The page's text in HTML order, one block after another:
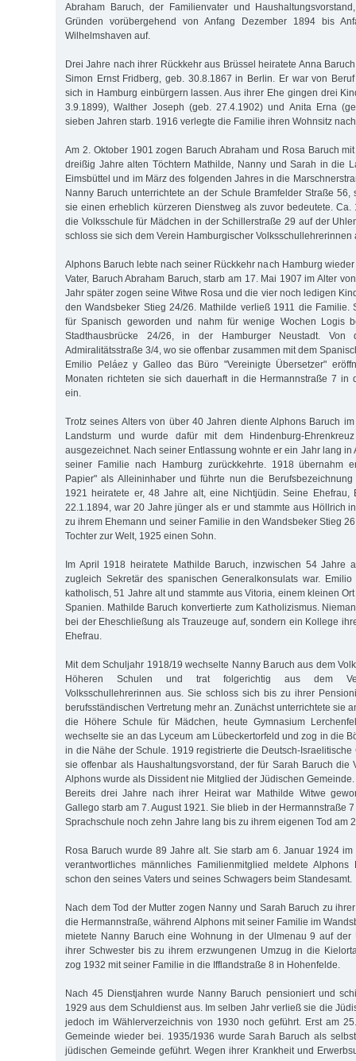
Abraham Baruch, der Familienvater und
Gründen vorübergehend von Anfang Dezember 1894 bis
Wilhelmshaven auf.
Drei Jahre nach ihrer Rückkehr aus Brüssel heiratete Anna
Simon Ernst Fridberg, geb. 30.8.1867 in Berlin. Er war von
sich in Hamburg einbürgern lassen. Aus ihrer Ehe gingen drei
3.9.1899), Walther Joseph (geb. 27.4.1902) und Anita Erna
sieben Jahren starb. 1916 verlegte die Familie ihren Wohnsitz
Am 2. Oktober 1901 zogen Baruch Abraham und Rosa Baruch
dreißig Jahre alten Töchtern Mathilde, Nanny und Sarah in die
Eimsbüttel und im März des folgenden Jahres in die
Nanny Baruch unterrichtete an der Schule Bramfelder Straße 56,
sie einen erheblich kürzeren Dienstweg als zuvor bedeutete.
die Volksschule für Mädchen in der Schillerstraße 29 auf der
schloss sie sich dem Verein Hamburgischer Volksschullehrerinnen
Alphons Baruch lebte nach seiner Rückkehr nach Hamburg
Vater, Baruch Abraham Baruch, starb am 17. Mai 1907 im Alter
Jahr später zogen seine Witwe Rosa und die vier noch ledigen
den Wandsbeker Stieg 24/26. Mathilde verließ 1911 die Familie.
für Spanisch geworden und nahm für wenige Wochen Logis
Stadthausbrücke 24/26, in der Hamburger Neustadt.
Admiralitätsstraße 3/4, wo sie offenbar zusammen mit dem
Emilio Peláez y Galleo das Büro "Vereinigte Übersetzer"
Monaten richteten sie sich dauerhaft in die Hermannstraße 7 in
ein.
Trotz seines Alters von über 40 Jahren diente Alphons Baruch
Landsturm und wurde dafür mit dem Hindenburg-
ausgezeichnet. Nach seiner Entlassung wohnte er ein Jahr lang in
seiner Familie nach Hamburg zurückkehrte. 1918 übernahm
Papier" als Alleininhaber und führte nun die
1921 heiratete er, 48 Jahre alt, eine Nichtjüdin. Seine Ehefrau,
22.1.1894, war 20 Jahre jünger als er und stammte aus Höllrich
zu ihrem Ehemann und seiner Familie in den Wandsbeker Stieg
Tochter zur Welt, 1925 einen Sohn.
Im April 1918 heiratete Mathilde Baruch, inzwischen 54 Jahre
zugleich Sekretär des spanischen Generalkonsulats war.
katholisch, 51 Jahre alt und stammte aus Vitoria, einem kleinen
Spanien. Mathilde Baruch konvertierte zum Katholizismus.
bei der Eheschließung als Trauzeuge auf, sondern ein Kollege
Ehefrau.
Mit dem Schuljahr 1918/19 wechselte Nanny Baruch aus dem
Höheren Schulen und trat folgerichtig aus dem
Volksschullehrerinnen aus. Sie schloss sich bis zu ihrer
berufsständischen Vertretung mehr an. Zunächst unterrichtete sie
die Höhere Schule für Mädchen, heute Gymnasium
wechselte sie an das Lyceum am Lübeckertorfeld und zog in die
in die Nähe der Schule. 1919 registrierte die Deutsch-
sie offenbar als Haushaltungsvorstand, der für Sarah Baruch die
Alphons wurde als Dissident nie Mitglied der Jüdischen Gemeinde.
Bereits drei Jahre nach ihrer Heirat war Mathilde Witwe
Gallego starb am 7. August 1921. Sie blieb in der Hermannstraße
Sprachschule noch zehn Jahre lang bis zu ihrem eigenen Tod am
Rosa Baruch wurde 89 Jahre alt. Sie starb am 6. Januar 1924
verantwortliches männliches Familienmitglied meldete
schon den seines Vaters und seines Schwagers beim Standesamt.
Nach dem Tod der Mutter zogen Nanny und Sarah Baruch zu
die Hermannstraße, während Alphons mit seiner Familie im
mietete Nanny Baruch eine Wohnung in der Ulmenau 9 auf der
ihrer Schwester bis zu ihrem erzwungenen Umzug in die
zog 1932 mit seiner Familie in die Ifflandstraße 8 in Hohenfelde.
Nach 45 Dienstjahren wurde Nanny Baruch pensioniert und
1929 aus dem Schuldienst aus. Im selben Jahr verließ sie die
jedoch im Wählerverzeichnis von 1930 noch geführt. Erst am
Gemeinde wieder bei. 1935/1936 wurde Sarah Baruch als
jüdischen Gemeinde geführt. Wegen ihrer Krankheit und